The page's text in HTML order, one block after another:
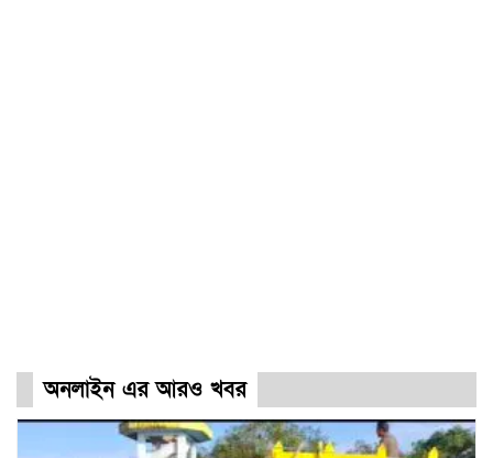
অনলাইন এর আরও খবর